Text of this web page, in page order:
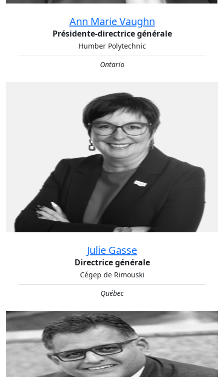
Ann Marie Vaughn
Présidente-directrice générale
Humber Polytechnic
Ontario
Julie Gasse
Directrice générale
Cégep de Rimouski
Québec